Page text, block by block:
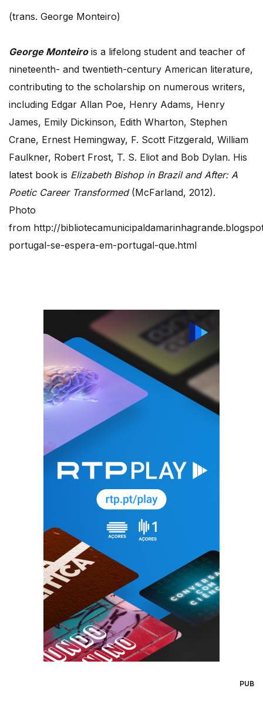
(trans. George Monteiro)
George Monteirois a lifelong student and teacher of
nineteenth- and twentieth-century American literature,
contributing to the scholarship on numerous writers,
including Edgar Allan Poe, Henry Adams, Henry
James, Emily Dickinson, Edith Wharton, Stephen
Crane, Ernest Hemingway, F. Scott Fitzgerald, William
Faulkner, Robert Frost, T. S. Eliot and Bob Dylan. His
latest book is Elizabeth Bishop in Brazil and After: A
Poetic Career Transformed(McFarland, 2012).
Photo
from http://
portugal-se-espera-em-portugal-que.html
PUB